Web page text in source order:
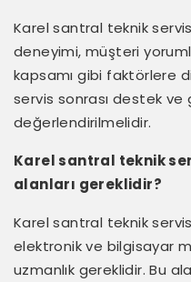
Karel santral teknik
deneyimi, müşteri
kapsamı gibi faktörlere
servis sonrası destek ve
değerlendirilmelidir.
Karel santral teknik
alanları gereklidir?
Karel santral teknik
elektronik ve bilgisayar
uzmanlık gereklidir. Bu